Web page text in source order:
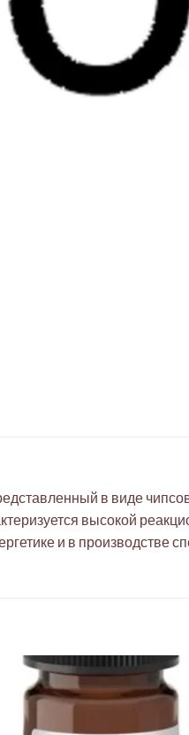
в виде
высокой
и в производстве